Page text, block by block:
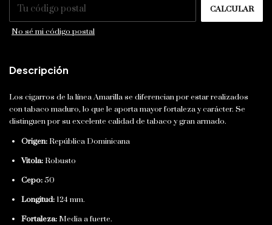
CALCULAR
No sé mi código postal
Descripción
Los cigarros de la línea Amarilla se diferencian por estar realizados
con tabaco maduro, lo que le aporta mayor fortaleza y carácter. Se
distinguen por su excelente calidad de tabaco y gran armado.
Origen:República Dominicana
Vitola:Robusto
Cepo:50
Longitud: 124 mm.
Fortaleza:Media a fuerte.